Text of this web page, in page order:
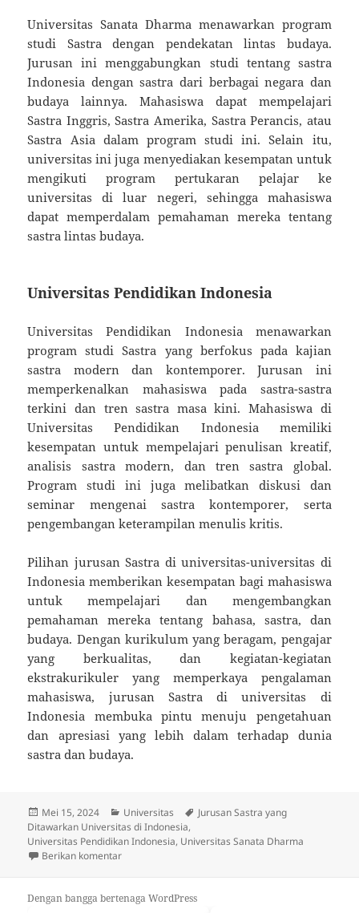
Universitas Sanata Dharma menawarkan program
studi Sastra dengan pendekatan lintas budaya.
Jurusan ini menggabungkan studi tentang sastra
Indonesia dengan sastra dari berbagai negara dan
budaya lainnya. Mahasiswa dapat mempelajari
Sastra Inggris, Sastra Amerika, Sastra Perancis, atau
Sastra Asia dalam program studi ini. Selain itu,
universitas ini juga menyediakan kesempatan untuk
mengikuti program pertukaran pelajar ke
universitas di luar negeri, sehingga mahasiswa
dapat memperdalam pemahaman mereka tentang
sastra lintas budaya.
Universitas Pendidikan Indonesia
Universitas Pendidikan Indonesia menawarkan
program studi Sastra yang berfokus pada kajian
sastra modern dan kontemporer. Jurusan ini
memperkenalkan mahasiswa pada sastra-sastra
terkini dan tren sastra masa kini. Mahasiswa di
Universitas Pendidikan Indonesia memiliki
kesempatan untuk mempelajari penulisan kreatif,
analisis sastra modern, dan tren sastra global.
Program studi ini juga melibatkan diskusi dan
seminar mengenai sastra kontemporer, serta
pengembangan keterampilan menulis kritis.
Pilihan jurusan Sastra di universitas-universitas di
Indonesia memberikan kesempatan bagi mahasiswa
untuk mempelajari dan mengembangkan
pemahaman mereka tentang bahasa, sastra, dan
budaya. Dengan kurikulum yang beragam, pengajar
yang berkualitas, dan kegiatan-kegiatan
ekstrakurikuler yang memperkaya pengalaman
mahasiswa, jurusan Sastra di universitas di
Indonesia membuka pintu menuju pengetahuan
dan apresiasi yang lebih dalam terhadap dunia
sastra dan budaya.
Diposkan
pada
Mei 15, 2024 Kategori
Universitas Tag
Jurusan Sastra yang
Ditawarkan Universitas di Indonesia,
Universitas Pendidikan Indonesia, Universitas Sanata Dharma
Berikan komentaruntuk Jurusan Sastra yang Ditawarkan Universitas di
Dengan bangga bertenaga WordPress